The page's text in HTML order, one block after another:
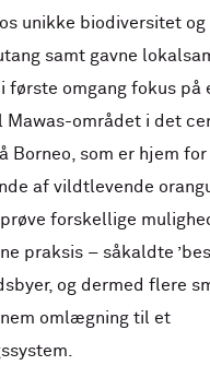
unikke biodiversitet
samt gavne
første omgang fokus på
Mawas-området i det
Borneo, som er hjem
af vildtlevende
forskellige
praksis – såkaldte
og dermed flere
omlægning til et